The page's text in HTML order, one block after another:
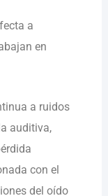
a
en
a ruidos
auditiva,
con el
del oído